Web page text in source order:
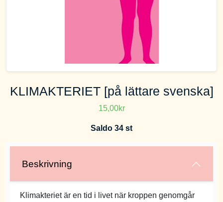
KLIMAKTERIET [på lättare svenska]
15,00kr
Saldo 34 st
Beskrivning
Klimakteriet är en tid i livet när kroppen genomgår